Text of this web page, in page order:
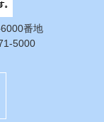
番地
5000